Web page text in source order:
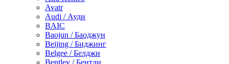
Avatr
Audi / Ауди
BAIC
Baojun / Баоджун
Beijing / Биджинг
Belgee / Белджи
Bentley / Бентли